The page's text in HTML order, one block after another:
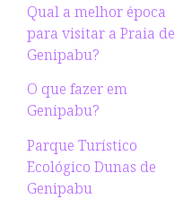
Qual a melhor época
para visitar a Praia de
Genipabu?
O que fazer em
Genipabu?
Parque Turístico
Ecológico Dunas de
Genipabu